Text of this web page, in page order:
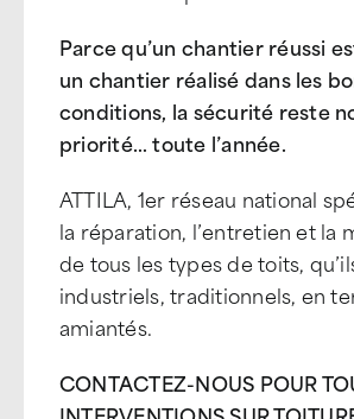
Parce qu’un chantier réussi
un chantier réalisé dans les
conditions, la sécurité reste
priorité… toute l’année.
ATTILA, 1er réseau national
la réparation, l’entretien et la
de tous les types de toits,
industriels, traditionnels, en
amiantés.
CONTACTEZ-NOUS POUR